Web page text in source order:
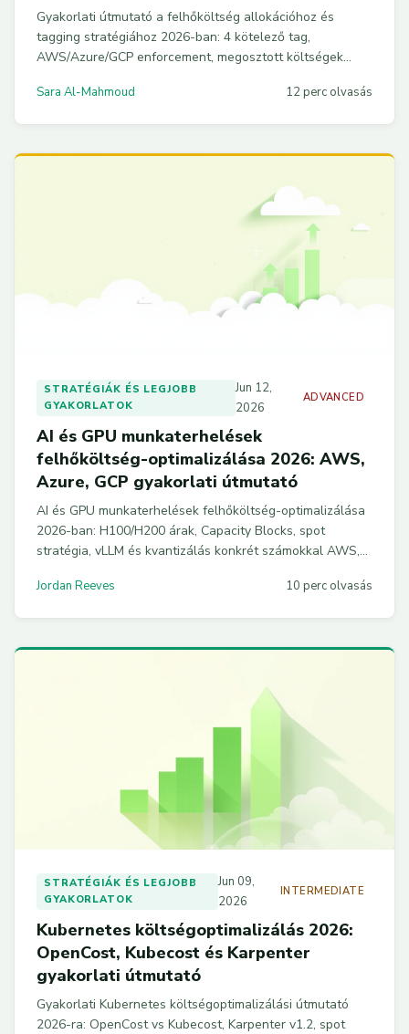
Gyakorlati útmutató a felhőköltség allokációhoz és
tagging stratégiához 2026-ban: 4 kötelező tag,
AWS/Azure/GCP enforcement, megosztott költségek
kódpéldákkal.
Sara Al-Mahmoud 12 perc olvasás
STRATÉGIÁK ÉS LEGJOBB
GYAKORLATOK
Jun 12,
2026
ADVANCED
AI és GPU munkaterhelések
felhőköltség-optimalizálása 2026: AWS,
Azure, GCP gyakorlati útmutató
AI és GPU munkaterhelések felhőköltség-optimalizálása
2026-ban: H100/H200 árak, Capacity Blocks, spot
stratégia, vLLM és kvantizálás konkrét számokkal AWS,
Jordan Reeves 10 perc olvasás
STRATÉGIÁK ÉS LEGJOBB
GYAKORLATOK
Jun 09,
2026
INTERMEDIATE
Kubernetes költségoptimalizálás 2026:
OpenCost, Kubecost és Karpenter
gyakorlati útmutató
Gyakorlati Kubernetes költségoptimalizálási útmutató
2026-ra: OpenCost vs Kubecost, Karpenter v1.2, spot